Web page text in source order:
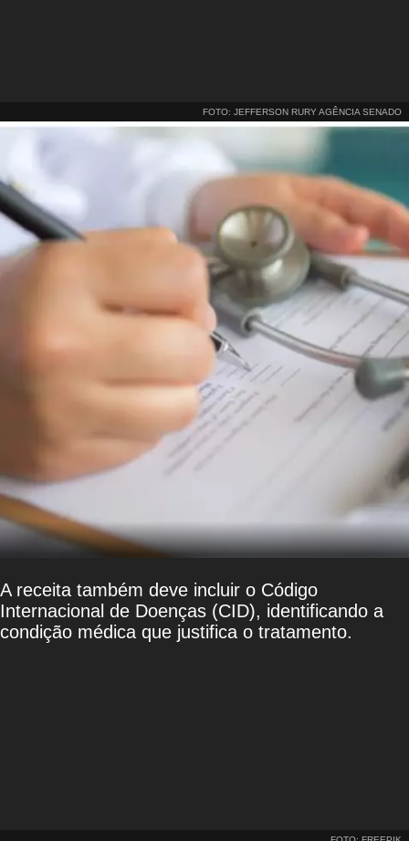
FOTO: JEFFERSON RURY AGÊNCIA SENADO
A receita também deve incluir o Código
Internacional de Doenças (CID), identificando a
condição médica que justifica o tratamento.